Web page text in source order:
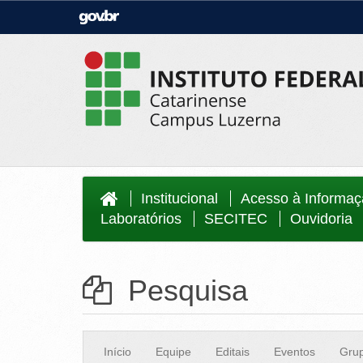
Casa Civil
Ministério da Agricultura, Pecuária e
Abastecimento
Ministério do Meio Ambiente Ministério do Turismo
Institucional
Acesso à
Laboratórios
SECITEC Ouvidoria
Pesquisa
Início Equipe Editais Eventos